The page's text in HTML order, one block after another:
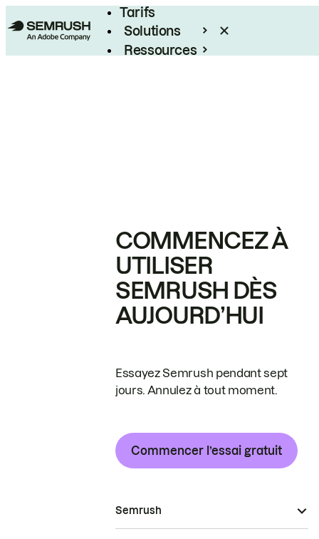
Tarifs
Solutions
Ressources
COMMENCEZ À
UTILISER
SEMRUSH DÈS
AUJOURD’HUI
Essayez Semrush pendant sept
jours. Annulez à tout moment.
Commencer l’essai gratuit
Semrush